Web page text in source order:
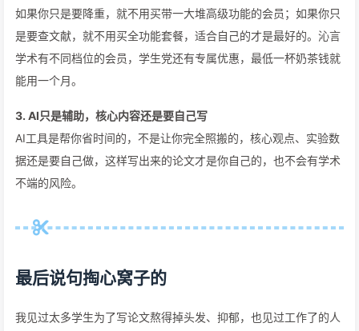
如果你只是要降重，就不用买带一大堆高级功能的会员；如果你只
是要查文献，就不用买全功能套餐，适合自己的才是最好的。沁言
学术有不同档位的会员，学生党还有专属优惠，最低一杯奶茶钱就
能用一个月。
3. AI只是辅助，核心内容还是要自己写
AI工具是帮你省时间的，不是让你完全照搬的，核心观点、实验数
据还是要自己做，这样写出来的论文才是你自己的，也不会有学术
不端的风险。
最后说句掏心窝子的
我见过太多学生为了写论文熬得掉头发、抑郁，也见过工作了的人